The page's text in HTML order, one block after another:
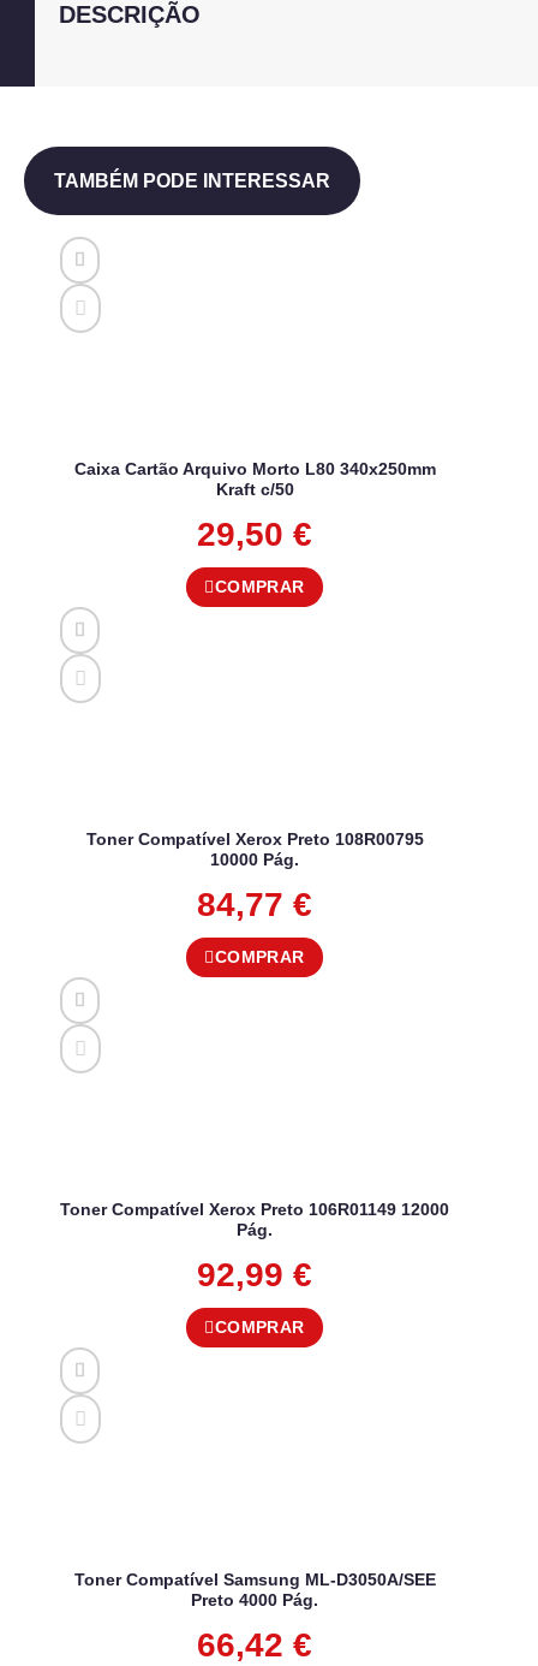
DESCRIÇÃO
TAMBÉM PODE INTERESSAR
Caixa Cartão Arquivo Morto L80 340x250mm
Kraft c/50
29,50 €
COMPRAR
Toner Compatível Xerox Preto 108R00795
10000 Pág.
84,77 €
COMPRAR
Toner Compatível Xerox Preto 106R01149 12000
Pág.
92,99 €
COMPRAR
Toner Compatível Samsung ML-D3050A/SEE
Preto 4000 Pág.
66,42 €